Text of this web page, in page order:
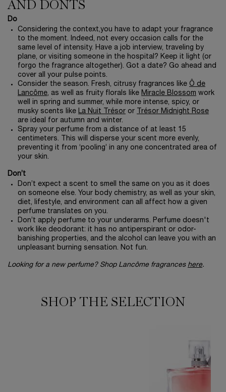
AND DONTS
Do
Considering the context,you have to adapt your fragrance
to the moment. Indeed, not every occasion calls for the
same level of intensity. Have a job interview, traveling by
plane, or visiting someone in the hospital? Keep it light (or
forgo the fragrance altogether). Got a date? Go ahead and
cover all your pulse points.
Consider the season. Fresh, citrusy fragrances like Ô de
Lancôme, as well as fruity florals like Miracle Blossom work
well in spring and summer, while more intense, spicy, or
musky scents like La Nuit Trésor or
Trésor Midnight Rose
are ideal for autumn and winter.
Spray your perfume from a distance of at least 15
centimeters. This will disperse your scent more evenly,
preventing it from ‘pooling’ in any one concentrated area of
your skin.
Don’t
Don’t expect a scent to smell the same on you as it does
on someone else. Your body chemistry, as well as your skin,
diet, lifestyle, and environment can all affect how a given
perfume translates on you.
Don’t apply perfume to your underarms. Perfume doesn't
work like deodorant: it has no antiperspirant or odor-
banishing properties, and the alcohol can leave you with an
unpleasant burning sensation. Not fun.
Looking for a new perfume? Shop Lancôme fragrances here.
SHOP THE SELECTION